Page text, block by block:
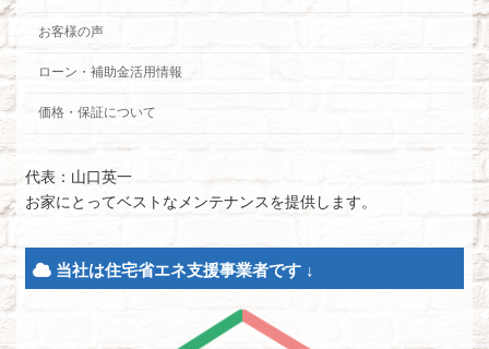
お客様の声
ローン・補助金活用情報
価格・保証について
代表：山口英一
お家にとってベストなメンテナンスを提供します。
当社は住宅省エネ支援事業者です ↓